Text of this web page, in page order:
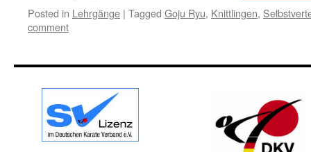
Posted in Lehrgänge | Tagged Goju Ryu, Knittlingen,
comment